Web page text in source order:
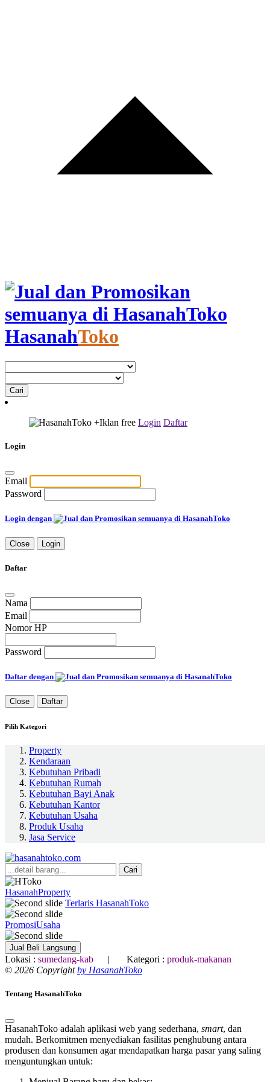
HasanahToko
+Iklan free Login Daftar
Login
Email
Password
Login dengan
Close Login
Daftar
Nama
Email
Nomor HP
Password
Daftar dengan
Close Daftar
Pilih Kategori
Property
Kendaraan
Kebutuhan Pribadi
Kebutuhan Rumah
Kebutuhan Bayi Anak
Kebutuhan Kantor
Kebutuhan Usaha
Produk Usaha
Jasa Service
Cari
HasanahProperty
Terlaris HasanahToko
PromosiUsaha
Jual Beli Langsung
Lokasi : sumedang-kab | Kategori : produk-makanan
© 2026 Copyrightby HasanahToko
Tentang HasanahToko
HasanahToko adalah aplikasi web yang sederhana, smart, dan
mudah. Berkomitmen menyediakan fasilitas penghubung antara
produsen dan konsumen agar mendapatkan harga pasar yang saling
menguntungkan untuk: